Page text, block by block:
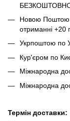
Новою Поштою
отриманні +20
Укрпоштою по
Кур'єром по
Міжнародна
Міжнародна
Термін доставки: